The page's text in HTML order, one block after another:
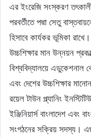
এর ইংরেজি সংস্করণ
পরবর্তীতে পদ্মা সেতু
হিসাবে কার্যকর ভূমিকা
উচ্চশিক্ষার মান উন্নয়ন
বিশ্ববিদ্যালয়ে এডুকেশনাল
এবং দেশের উচ্চশিক্ষার
রয়েল টাউন প্ল্যানিং
ইঞ্জিনিয়ার্স বাংলাদেশ এবং
সংগঠনের সক্রিয় সদস্য।